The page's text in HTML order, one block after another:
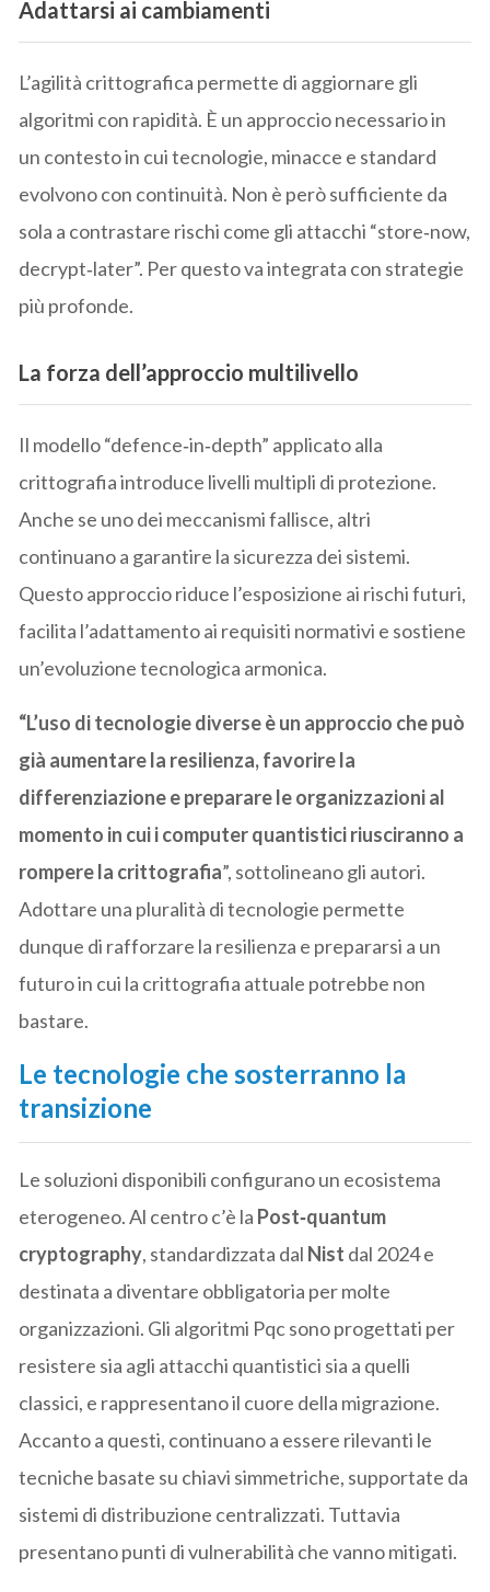
Adattarsi ai cambiamenti
L’agilità crittografica permette di aggiornare gli
algoritmi con rapidità. È un approccio necessario in
un contesto in cui tecnologie, minacce e standard
evolvono con continuità. Non è però sufficiente da
sola a contrastare rischi come gli attacchi “store‑now,
decrypt‑later”. Per questo va integrata con strategie
più profonde.
La forza dell’approccio multilivello
Il modello “defence‑in‑depth” applicato alla
crittografia introduce livelli multipli di protezione.
Anche se uno dei meccanismi fallisce, altri
continuano a garantire la sicurezza dei sistemi.
Questo approccio riduce l’esposizione ai rischi futuri,
facilita l’adattamento ai requisiti normativi e sostiene
un’evoluzione tecnologica armonica.
“L’uso di tecnologie diverse è un approccio che può
già aumentare la resilienza, favorire la
differenziazione e preparare le organizzazioni al
momento in cui i computer quantistici riusciranno a
rompere la crittografia”, sottolineano gli autori.
Adottare una pluralità di tecnologie permette
dunque di rafforzare la resilienza e prepararsi a un
futuro in cui la crittografia attuale potrebbe non
bastare.
Le tecnologie che sosterranno la
transizione
Le soluzioni disponibili configurano un ecosistema
eterogeneo. Al centro c’è la Post‑quantum
cryptography, standardizzata dal Nist dal 2024 e
destinata a diventare obbligatoria per molte
organizzazioni. Gli algoritmi Pqc sono progettati per
resistere sia agli attacchi quantistici sia a quelli
classici, e rappresentano il cuore della migrazione.
Accanto a questi, continuano a essere rilevanti le
tecniche basate su chiavi simmetriche, supportate da
sistemi di distribuzione centralizzati. Tuttavia
presentano punti di vulnerabilità che vanno mitigati.